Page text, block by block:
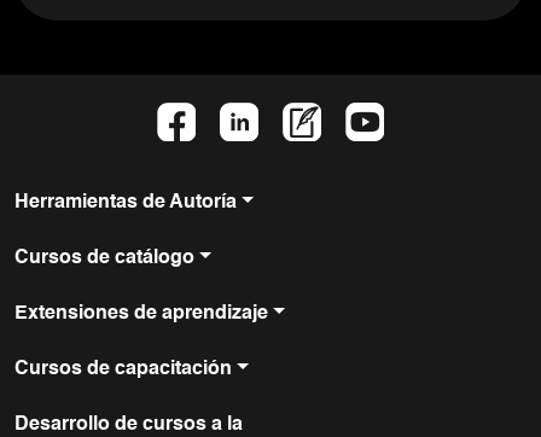
Herramientas de Autoría
Cursos de catálogo
Extensiones de aprendizaje
Cursos de capacitación
Desarrollo de cursos a la